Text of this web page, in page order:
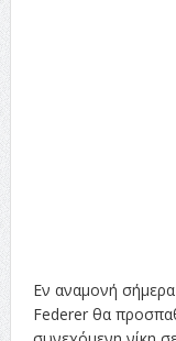
Εν αναμονή
Federer θα